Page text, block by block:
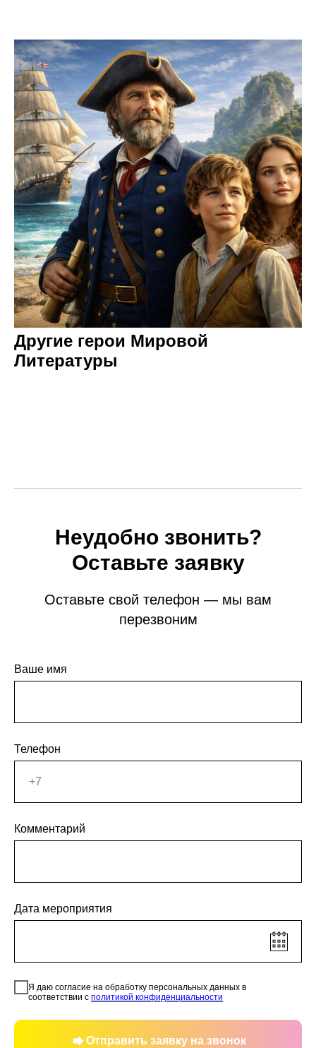
Другие герои Мировой
Литературы
Неудобно звонить?
Оставьте заявку
Оставьте свой телефон — мы вам
перезвоним
Ваше имя
Телефон
Комментарий
Дата мероприятия
Я даю согласие на обработку персональных данных в
соответствии с политикой конфиденциальности
Отправить заявку на звонок